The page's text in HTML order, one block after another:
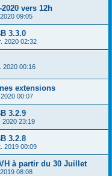
vers 12h
09:05
3.3.0
2020 02:32
2020 00:16
extensions
00:07
3.2.9
2020 23:19
3.2.8
2019 00:09
à partir du 30 Juillet
08:08